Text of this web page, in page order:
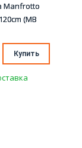
Manfrotto
(MB
Купить